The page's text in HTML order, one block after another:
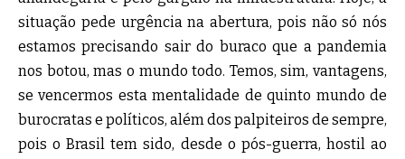
situação pede urgência na abertura, pois não só nós
estamos precisando sair do buraco que a pandemia
nos botou, mas o mundo todo. Temos, sim, vantagens,
se vencermos esta mentalidade de quinto mundo de
burocratas e políticos, além dos palpiteiros de sempre,
pois o Brasil tem sido, desde o pós-guerra, hostil ao